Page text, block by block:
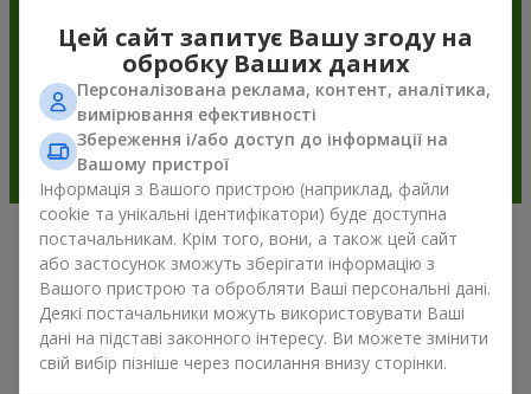
Подарункові корзини —
універсальний подарунок на будь-
яке свято
Якщо ви шукаєте універсальний подарунок, але часу
Цей сайт запитує Вашу згоду на
обробку Ваших даних
Персоналізована реклама, контент, аналітика,
вимірювання ефективності
Збереження і/або доступ до інформації на
Вашому пристрої
Інформація з Вашого пристрою (наприклад, файли
cookie та унікальні ідентифікатори) буде доступна
постачальникам. Крім того, вони, а також цей сайт
або застосунок зможуть зберігати інформацію з
Вашого пристрою та обробляти Ваші персональні дані.
Деякі постачальники можуть використовувати Ваші
дані на підставі законного інтересу. Ви можете змінити
свій вибір пізніше через посилання внизу сторінки.